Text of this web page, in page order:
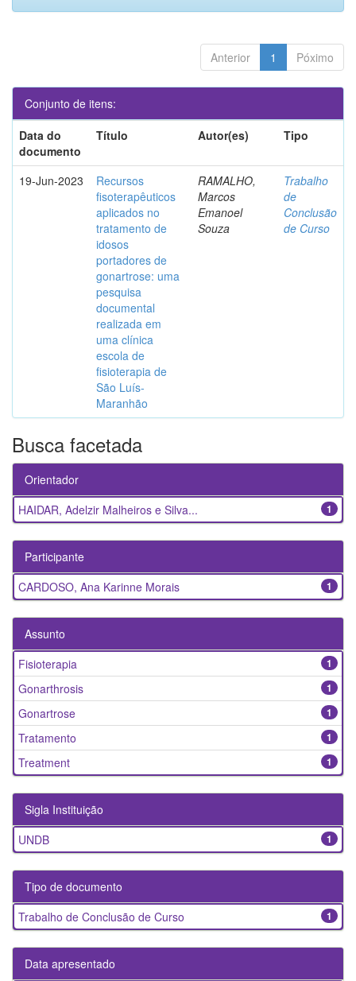
Anterior 1 Póximo
Conjunto de itens:
Data do
documento
Título Autor(es) Tipo
19-Jun-2023
Recursos
fisoterapêuticos
aplicados no
tratamento de
idosos
portadores de
gonartrose: uma
pesquisa
documental
realizada em
uma clínica
escola de
fisioterapia de
São Luís-
Maranhão
RAMALHO,
Marcos
Emanoel
Souza
Trabalho
de
Conclusão
de Curso
Busca facetada
Orientador
1
HAIDAR, Adelzir Malheiros e Silva...
Participante
1
CARDOSO, Ana Karinne Morais
Assunto
1
Fisioterapia
1
Gonarthrosis
1
Gonartrose
1
Tratamento
1
Treatment
Sigla Instituição
1
UNDB
Tipo de documento
1
Trabalho de Conclusão de Curso
Data apresentado